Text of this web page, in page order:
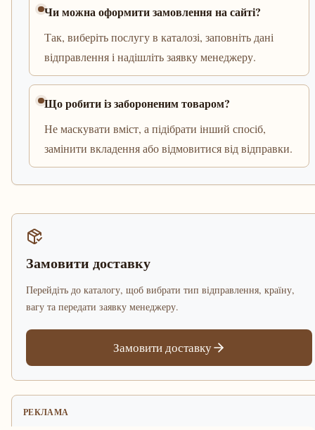
Чи можна оформити замовлення на сайті?
Так, виберіть послугу в каталозі, заповніть дані
відправлення і надішліть заявку менеджеру.
Що робити із забороненим товаром?
Не маскувати вміст, а підібрати інший спосіб,
замінити вкладення або відмовитися від відправки.
Замовити доставку
Перейдіть до каталогу, щоб вибрати тип відправлення, країну,
вагу та передати заявку менеджеру.
Замовити доставку
РЕКЛАМА